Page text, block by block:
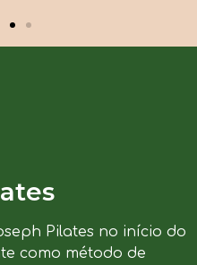
Pilates no início do
como método de